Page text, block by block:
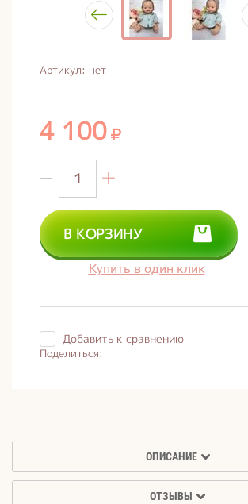
Артикул: нет
4 100
В КОРЗИНУ
Купить в один клик
Добавить к сравнению
Поделиться:
ОПИСАНИЕ
ОТЗЫВЫ